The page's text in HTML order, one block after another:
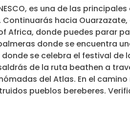
es una de las
hacia
Africa, donde puedes parar
donde se encuentra
donde se celebra el festival
de la ruta beathen a
del Atlas. En el
pueblos bereberes.